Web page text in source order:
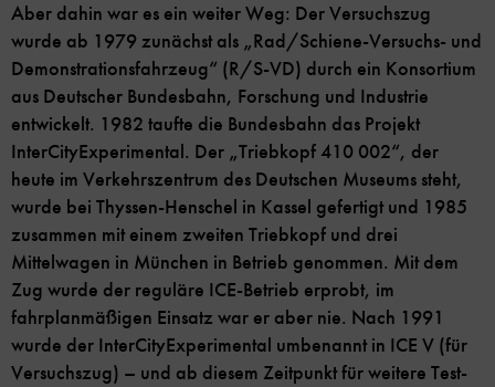
Aber dahin war es ein weiter Weg: Der Versuchszug
wurde ab 1979 zunächst als „Rad/Schiene-Versuchs- und
Demonstrationsfahrzeug“ (R/S-VD) durch ein Konsortium
aus Deutscher Bundesbahn, Forschung und Industrie
entwickelt. 1982 taufte die Bundesbahn das Projekt
InterCityExperimental. Der „Triebkopf 410 002“, der
heute im Verkehrszentrum des Deutschen Museums steht,
wurde bei Thyssen-Henschel in Kassel gefertigt und 1985
zusammen mit einem zweiten Triebkopf und drei
Mittelwagen in München in Betrieb genommen. Mit dem
Zug wurde der reguläre ICE-Betrieb erprobt, im
fahrplanmäßigen Einsatz war er aber nie. Nach 1991
wurde der InterCityExperimental umbenannt in ICE V (für
Versuchszug) – und ab diesem Zeitpunkt für weitere Test-